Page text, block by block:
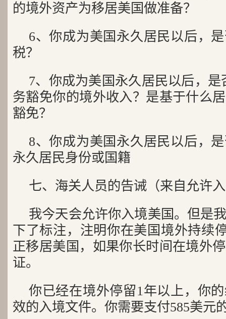
的境外资产为移居美国做准备？
6、你成为美国永久居民以后，
税？
7、你成为美国永久居民以后，是
务豁免你的境外收入？是基于什么
豁免？
8、你成为美国永久居民以后，
永久居民身份或国籍
七、海关人员的告诫（来自允许
我今天会允许你入境美国。但是
下了标注，注明你在美国境外持续
正移居美国，如果你长时间在境外
证。
你已经在境外停留1年以上，你
效的入境文件。你需要支付585美元